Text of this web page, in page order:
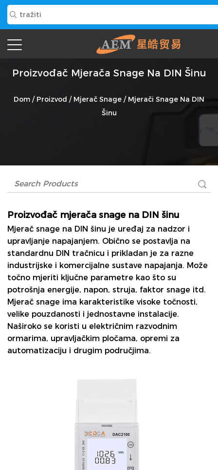
Proizvođač Mjerača Snage Na DIN Šinu
Dom / Proizvod / Mjerač Snage / Mjerači Snage Na DIN
Šinu
Proizvođač mjerača snage na DIN šinu
Mjerač snage na DIN šinu je uređaj za nadzor i
upravljanje napajanjem. Obično se postavlja na
standardnu ​​DIN tračnicu i prikladan je za razne
industrijske i komercijalne sustave napajanja. Može
točno mjeriti ključne parametre kao što su
potrošnja energije, napon, struja, faktor snage itd.
Mjerač snage ima karakteristike visoke točnosti,
velike pouzdanosti i jednostavne instalacije.
Naširoko se koristi u električnim razvodnim
ormarima, upravljačkim pločama, opremi za
automatizaciju i drugim područjima.